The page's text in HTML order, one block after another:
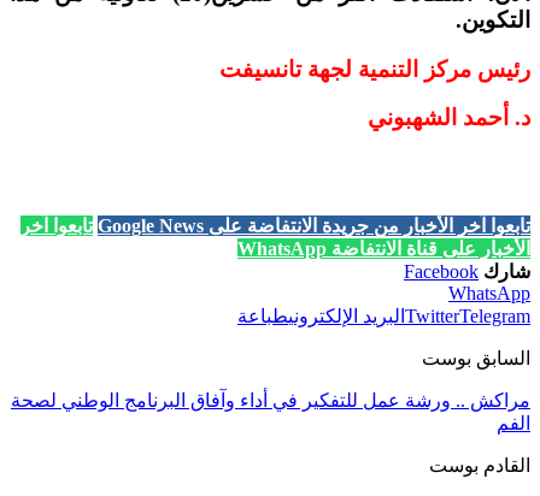
التكوين.
رئيس مركز التنمية لجهة تانسيفت
د. أحمد الشهبوني
تابعوا آخر الأخبار من جريدة الانتفاضة على Google News
تابعوا آخر
الأخبار على قناة الانتفاضة WhatsApp
شارك Facebook
WhatsApp
TwitterTelegram البريد الإلكترونيطباعة
السابق بوست
مراكش .. ورشة عمل للتفكير في أداء وآفاق البرنامج الوطني لصحة
الفم
القادم بوست